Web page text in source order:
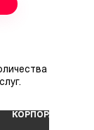
КОРПОРАТИВ